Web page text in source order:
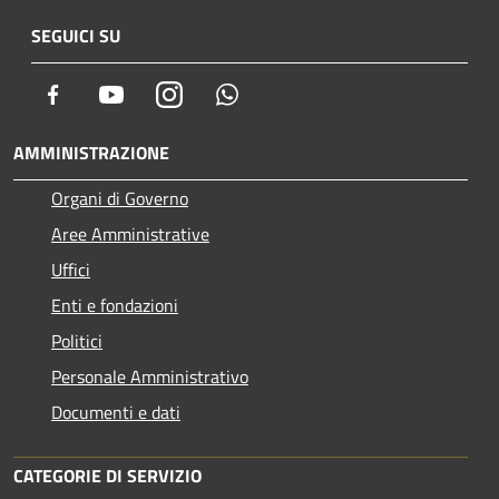
SEGUICI SU
Facebook YoutubeInstagram
AMMINISTRAZIONE
Organi di Governo
Aree Amministrative
Uffici
Enti e fondazioni
Politici
Personale Amministrativo
Documenti e dati
CATEGORIE DI SERVIZIO